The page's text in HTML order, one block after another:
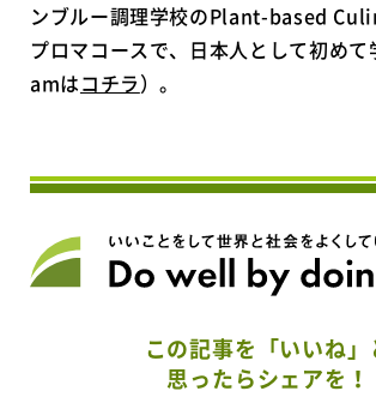
ンブルー調理学校のPlant-based
プロマコースで、日本人として初め
amはコチラ）。
この記事を「いいね」
思ったらシェアを！